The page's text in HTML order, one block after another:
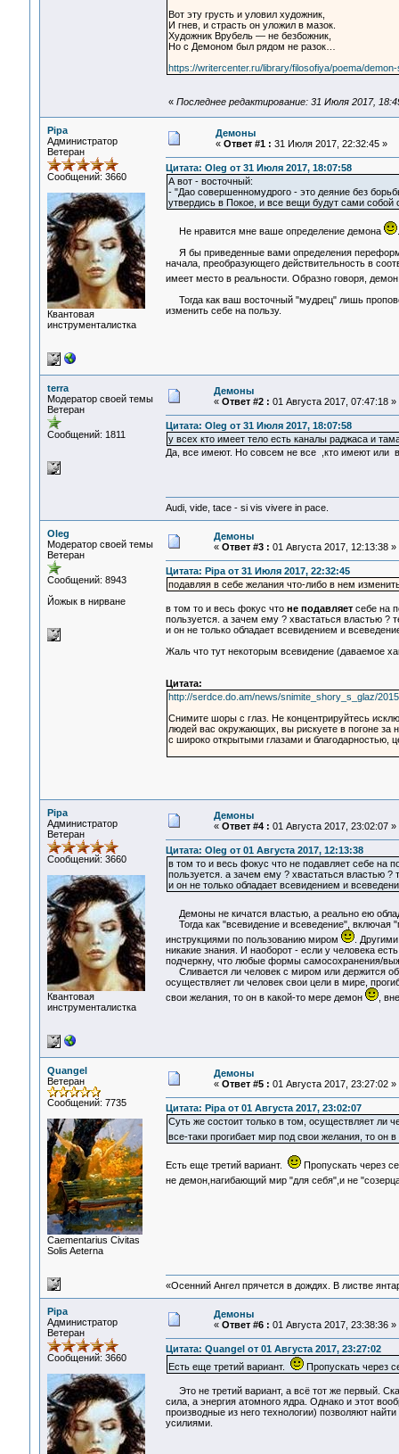
Вот эту грусть и уловил художник,
И гнев, и страсть он уложил в мазок.
Художник Врубель — не безбожник,
Но с Демоном был рядом не разок…
https://writercenter.ru/library/filosofiya/poema/
« Последнее редактирование: 31 Июля 2017,
Pipa
Администратор
Ветеран
Сообщений: 3660
Квантовая
инструменталистка
Демоны
« Ответ #1 : 31 Июля 2017, 22:32:45 »
Цитата: Oleg от 31 Июля 2017, 18:07:58
А вот - восточный:
- "Дао совершенномудрого - это деяние без
утвердись в Покое, и все вещи будут сами собой
Не нравится мне ваше определение демона
Я бы приведенные вами определения
начала, преобразующего действительность в
имеет место в реальности. Образно говоря,
Тогда как ваш восточный "мудрец" лишь
изменить себе на пользу.
terra
Модератор своей темы
Ветеран
Сообщений: 1811
Демоны
« Ответ #2 : 01 Августа 2017, 07:47:18 »
Цитата: Oleg от 31 Июля 2017, 18:07:58
у всех кто имеет тело есть каналы раджаса и
Да, все имеют. Но совсем не все ,кто имеют или
Audi, vide, tace - si vis vivere in pace.
Oleg
Модератор своей темы
Ветеран
Сообщений: 8943
Йожык в нирване
Демоны
« Ответ #3 : 01 Августа 2017, 12:13:38 »
Цитата: Pipa от 31 Июля 2017, 22:32:45
подавляя в себе желания что-либо в нем
в том то и весь фокус что не подавляетсебе на
пользуется. а зачем ему ? хвастаться властью ?
и он не только обладает всевидением и
Жаль что тут некоторым всевидение (даваемое
Цитата:
http://serdce.do.am/news/snimite_shory_s_glaz/
Снимите шоры с глаз. Не концентрируйтесь
людей вас окружающих, вы рискуете в погоне за
с широко открытыми глазами и благодарностью,
Pipa
Администратор
Ветеран
Сообщений: 3660
Квантовая
инструменталистка
Демоны
« Ответ #4 : 01 Августа 2017, 23:02:07 »
Цитата: Oleg от 01 Августа 2017, 12:13:38
в том то и весь фокус что не подавляет себе на
пользуется. а зачем ему ? хвастаться властью ?
и он не только обладает всевидением и
Демоны не кичатся властью, а реально ею
Тогда как "всевидение и всеведение", включая
инструкциями по пользованию миром
.
никакие знания. И наоборот - если у человека
подчеркну, что любые формы самосохранения/
Сливается ли человек с миром или держится
осуществляет ли человек свои цели в мире,
свои желания, то он в какой-то мере демон
,
Quangel
Ветеран
Сообщений: 7735
Сaementarius Civitas
Solis Aeterna
Демоны
« Ответ #5 : 01 Августа 2017, 23:27:02 »
Цитата: Pipa от 01 Августа 2017, 23:02:07
Суть же состоит только в том, осуществляет ли
все-таки прогибает мир под свои желания, то он
Есть еще третий вариант.
Пропускать через
не демон,нагибающий мир "для себя",и не
«Осенний Ангел прячется в дождях. В листве
Pipa
Администратор
Ветеран
Сообщений: 3660
Демоны
« Ответ #6 : 01 Августа 2017, 23:38:36 »
Цитата: Quangel от 01 Августа 2017, 23:27:02
Есть еще третий вариант.
Пропускать через
Это не третий вариант, а всё тот же первый.
сила, а энергия атомного ядра. Однако и этот
производные из него технологии) позволяют
усилиями.